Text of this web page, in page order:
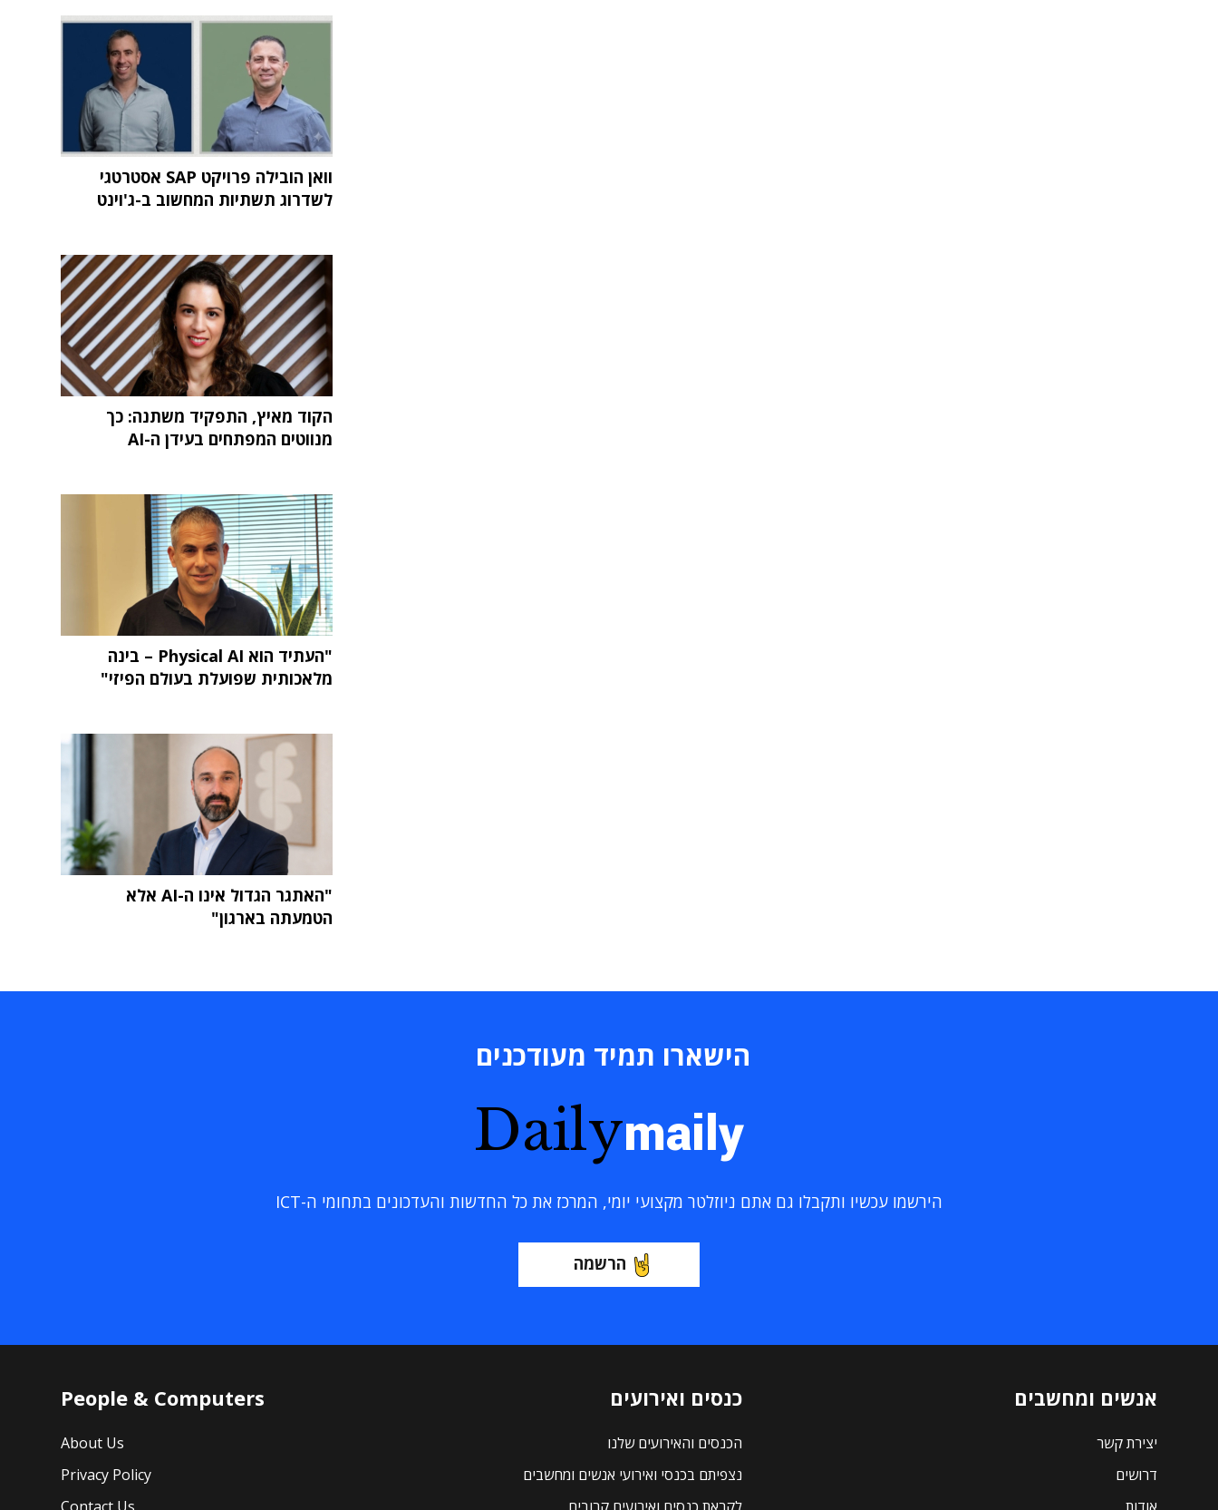
וואן הובילה פרויקט SAP אסטרטגי
לשדרוג תשתיות המחשוב ב-ג'וינט
הקוד מאיץ, התפקיד משתנה: כך
מנווטים המפתחים בעידן ה-AI
"העתיד הוא Physical AI – בינה
מלאכותית שפועלת בעולם הפיזי"
"האתגר הגדול אינו ה-AI אלא
הטמעתה בארגון"
הישארו תמיד מעודכנים
Dailymaily
הירשמו עכשיו ותקבלו גם אתם ניוזלטר מקצועי יומי, המרכז את כל החדשות והעדכונים בתחומי ה-ICT
הרשמה
אנשים ומחשבים
יצירת קשר
דרושים
כנסים ואירועים
הכנסים והאירועים שלנו
נצפיתם בכנסי ואירועי אנשים ומחשבים
People & Computers
About Us
Privacy Policy